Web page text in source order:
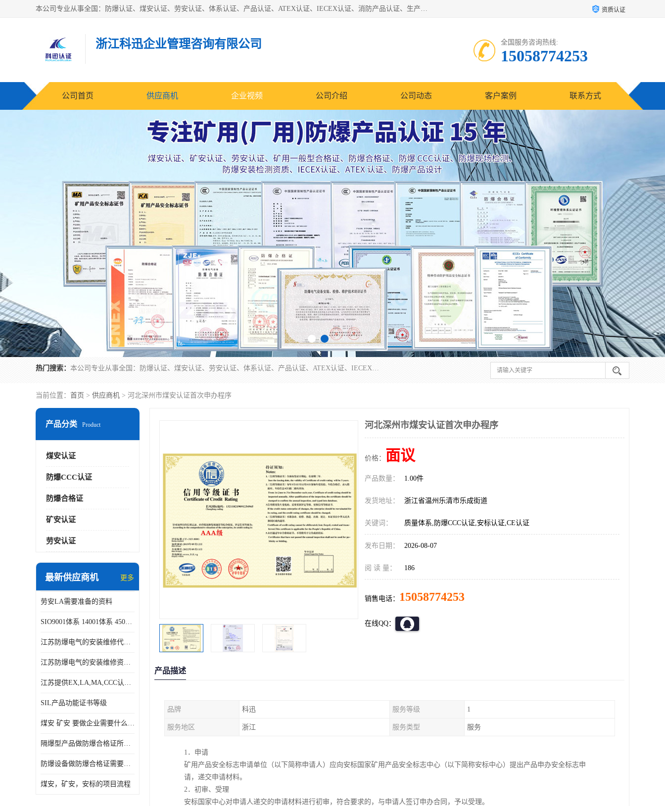
本公司专业从事全国：防爆认证、煤安认证、劳安认证、体系认证、产品认证、ATEX认证、IECEX认证、消防产品认证、生产认可证、验厂指导、认证技术支持、企业管理策划等一站式咨询服务。 用我们的智慧、经验、真诚与勤恳，分享成长的喜悦！ 全国24小时咨询热线：* 认证咨询：张老师（全国*） 资质认证
浙江科迅企业管理咨询有限公司 全国服务咨询热线:
15058774253
公司首页 供应商机 企业视频 公司介绍 公司动态 客户案例 联系方式
热门搜索： 本公司专业从事全国：防爆认证、煤安认证、劳安认证、体系认证、产品认证、ATEX认证、IECEX认证、消防产品认证、生产认可证、验厂指导、认证技术支持、企业管理策划等一站式咨询服务。 用我们的智慧、经验、真诚与勤恳，分享成长的喜悦！ 全国24小时咨询热线：* 认证咨询：张老师（全国*）
当前位置： 首页 > 供应商机 > 河北深州市煤安认证首次申办程序
产品分类 Product
煤安认证
防爆CCC认证
防爆合格证
矿安认证
劳安认证
最新供应商机 更多
劳安LA需要准备的资料
SIO9001体系 14001体系 45001体系认证咨询
江苏防爆电气的安装维修代理代办
江苏防爆电气的安装维修资质证书
江苏提供EX,LA,MA,CCC认证，免费咨询服务
SIL产品功能证书等级
煤安 矿安 要做企业需要什么条件
隔爆型产品做防爆合格证所需资料
防爆设备做防爆合格证需要的资料
煤安，矿安，安标的项目流程
河北深州市煤安认证首次申办程序
价格： 面议
产品数量： 1.00件
发货地址： 浙江省温州乐清市乐成街道
关键词： 质量体系,防爆CCC认证,安标认证,CE认证
发布日期： 2026-08-07
阅 读 量： 186
销售电话： 15058774253
在线QQ：
产品描述
品牌 科迅 服务等级 1
服务地区 浙江 服务类型 服务
1．申请
矿用产品安全标志申请单位（以下简称申请人）应向安标国家矿用产品安全标志中心（以下简称安标中心）提出产品申办安全标志申
请，递交申请材料。
2．初审、受理
安标国家中心对申请人递交的申请材料进行初审，符合要求的，与申请人签订申办合同，予以受理。